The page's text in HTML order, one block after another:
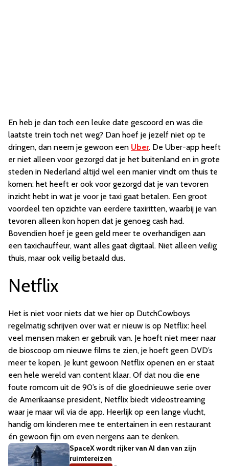
En heb je dan toch een leuke date gescoord en was die
laatste trein toch net weg? Dan hoef je jezelf niet op te
dringen, dan neem je gewoon een Uber. De Uber-app heeft
er niet alleen voor gezorgd dat je het buitenland en in grote
steden in Nederland altijd wel een manier vindt om thuis te
komen: het heeft er ook voor gezorgd dat je van tevoren
inzicht hebt in wat je voor je taxi gaat betalen. Een groot
voordeel ten opzichte van eerdere taxiritten, waarbij je van
tevoren alleen kon hopen dat je genoeg cash had.
Bovendien hoef je geen geld meer te overhandigen aan
een taxichauffeur, want alles gaat digitaal. Niet alleen veilig
thuis, maar ook veilig betaald dus.
Netflix
Het is niet voor niets dat we hier op DutchCowboys
regelmatig schrijven over wat er nieuw is op Netflix: heel
veel mensen maken er gebruik van. Je hoeft niet meer naar
de bioscoop om nieuwe films te zien, je hoeft geen DVD’s
meer te kopen. Je kunt gewoon Netflix openen en er staat
een hele wereld van content klaar. Of dat nou die ene
foute romcom uit de 90’s is of die gloednieuwe serie over
de Amerikaanse president, Netflix biedt videostreaming
waar je maar wil via de app. Heerlijk op een lange vlucht,
handig om kinderen mee te entertainen in een restaurant
én gewoon fijn om even nergens aan te denken.
SpaceX wordt rijker van AI dan van zijn
ruimtereizen